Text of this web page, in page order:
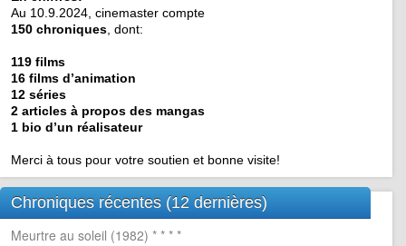
Au 10.9.2024, cinemaster compte
150 chroniques, dont:
119 films
16 films d’animation
12 séries
2 articles à propos des mangas
1 bio d’un réalisateur
Merci à tous pour votre soutien et bonne visite!
Chroniques récentes (12 dernières)
Meurtre au soleil (1982) * * * *